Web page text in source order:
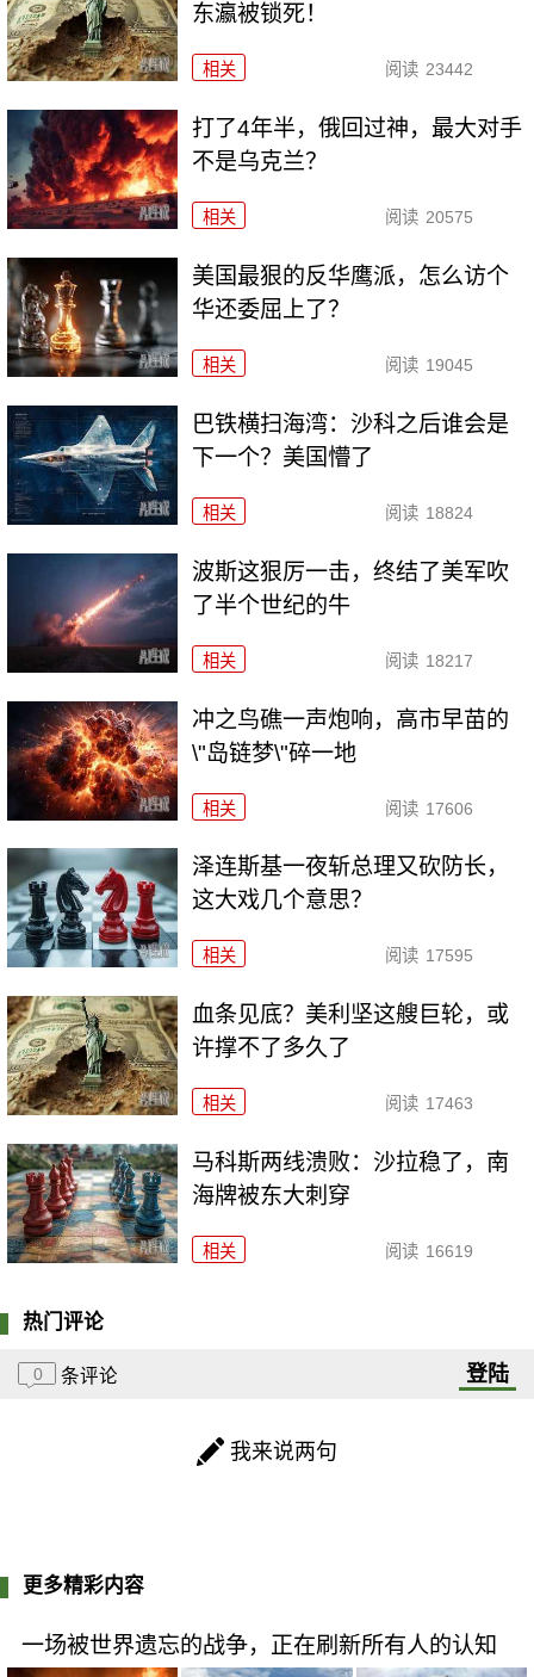
东瀛被锁死！
相关 阅读 23442
打了4年半，俄回过神，最大对手
不是乌克兰？
相关 阅读 20575
美国最狠的反华鹰派，怎么访个
华还委屈上了？
相关 阅读 19045
巴铁横扫海湾：沙科之后谁会是
下一个？美国懵了
相关 阅读 18824
波斯这狠厉一击，终结了美军吹
了半个世纪的牛
相关 阅读 18217
冲之鸟礁一声炮响，高市早苗的
\"岛链梦\"碎一地
相关 阅读 17606
泽连斯基一夜斩总理又砍防长，
这大戏几个意思？
相关 阅读 17595
血条见底？美利坚这艘巨轮，或
许撑不了多久了
相关 阅读 17463
马科斯两线溃败：沙拉稳了，南
海牌被东大刺穿
相关 阅读 16619
热门评论
0 条评论 登陆
我来说两句
更多精彩内容
一场被世界遗忘的战争，正在刷新所有人的认知